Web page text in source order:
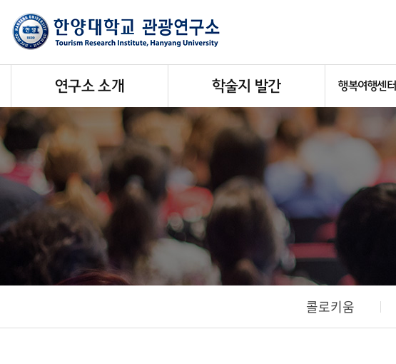
연구소 소개 학술지 발간 행복여행센
콜로키움